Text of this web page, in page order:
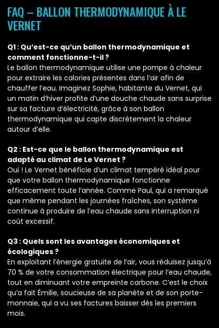
FAQ – BALLON THERMODYNAMIQUE À LE
VERNET
Q1 : Qu’est-ce qu’un ballon thermodynamique et
comment fonctionne-t-il ?
Le ballon thermodynamique utilise une pompe à chaleur
pour extraire les calories présentes dans l’air afin de
chauffer l’eau. Imaginez Sophie, habitante du Vernet, qui
un matin d’hiver profite d’une douche chaude sans surprise
sur sa facture d’électricité, grâce à son ballon
thermodynamique qui capte discrètement la chaleur
autour d’elle.
Q2 : Est-ce que le ballon thermodynamique est
adapté au climat de Le Vernet ?
Oui ! Le Vernet bénéficie d’un climat tempéré idéal pour
que votre ballon thermodynamique fonctionne
efficacement toute l’année. Comme Paul, qui a remarqué
que même pendant les journées fraîches, son système
continue à produire de l’eau chaude sans interruption ni
coût excessif.
Q3 : Quels sont les avantages économiques et
écologiques ?
En exploitant l’énergie gratuite de l’air, vous réduisez jusqu’à
70 % de votre consommation électrique pour l’eau chaude,
tout en diminuant votre empreinte carbone. C’est le choix
qu’a fait Émilie, soucieuse de sa planète et de son porte-
monnaie, qui a vu ses factures baisser dès les premiers
mois.